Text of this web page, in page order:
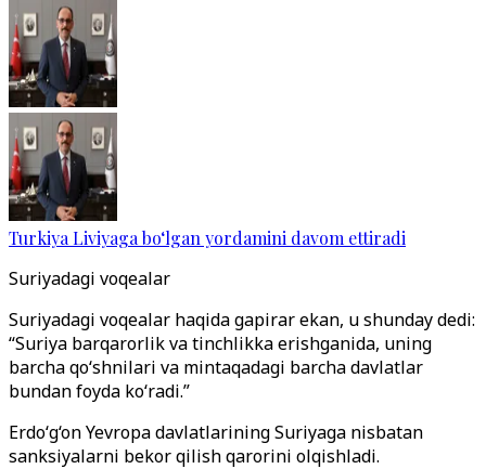
Turkiya Liviyaga bo‘lgan yordamini davom ettiradi
Suriyadagi voqealar
Suriyadagi voqealar haqida gapirar ekan, u shunday dedi:
“Suriya barqarorlik va tinchlikka erishganida, uning
barcha qo‘shnilari va mintaqadagi barcha davlatlar
bundan foyda ko‘radi.”
Erdo‘g‘on Yevropa davlatlarining Suriyaga nisbatan
sanksiyalarni bekor qilish qarorini olqishladi.